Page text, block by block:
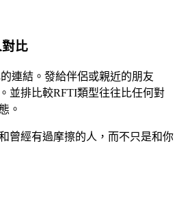
比
連結。發給伴侶或親近的朋友
排比較RFTI類型往往比任何對
。
曾經有過摩擦的人，而不只是和你